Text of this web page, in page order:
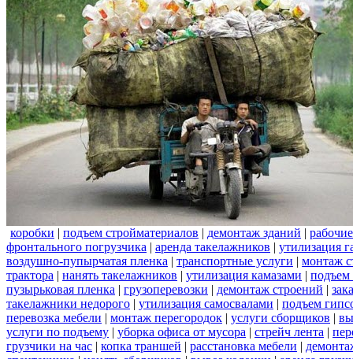
коробки | подъем стройматериалов | демонтаж зданий |
фронтального погрузчика | аренда такелажников | утилизация
воздушно-пупырчатая пленка | транспортные услуги | монтаж
трактора | нанять такелажников | утилизация камазами | подъем
пузырьковая пленка | грузоперевозки | демонтаж строений |
такелажники недорого | утилизация самосвалами | подъем
перевозка мебели | монтаж перегородок | услуги сборщиков |
услуги по подъему | уборка офиса от мусора | стрейч лента |
грузчики на час | копка траншей | расстановка мебели |